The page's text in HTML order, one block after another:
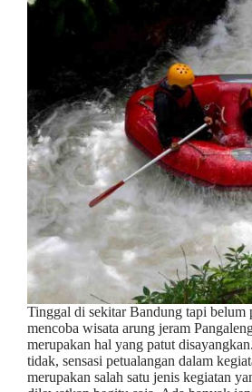
Tinggal di sekitar Bandung tapi belum
mencoba wisata arung jeram
merupakan hal yang patut
tidak, sensasi petualangan dalam
merupakan salah satu jenis kegiatan